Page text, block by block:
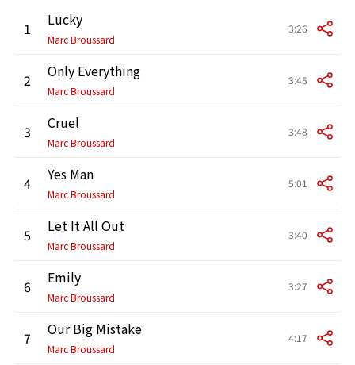
1 Lucky
Marc Broussard
3:26
2 Only Everything
Marc Broussard
3:45
3 Cruel
Marc Broussard
3:48
4 Yes Man
Marc Broussard
5:01
5 Let It All Out
Marc Broussard
3:40
6 Emily
Marc Broussard
3:27
7 Our Big Mistake
Marc Broussard
4:17